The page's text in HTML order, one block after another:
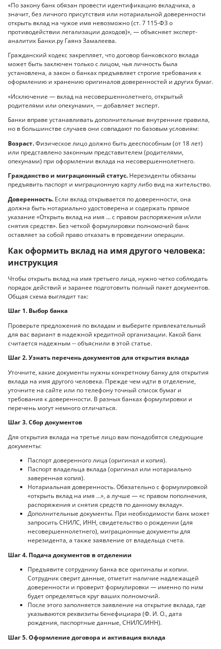
«По закону банк обязан провести идентификацию вкладчика, а
значит, без личного присутствия или нотариальной доверенности
открыть вклад на чужое имя невозможно (ст. 7 115-ФЗ о
противодействии легализации доходов)», — объясняет эксперт-
аналитик Банки.ру Гаянэ Замалеева.
Гражданский кодекс закрепляет, что договор банковского вклада
может быть заключен только с лицом, чья личность была
установлена, а закон о банках предъявляет строгие требования к
оформлению и хранению оригиналов доверенностей и других бумаг.
«Исключение — вклад на несовершеннолетнего, открытый
родителями или опекунами», — добавляет эксперт.
Банки вправе устанавливать дополнительные внутренние правила,
но в большинстве случаев они совпадают по базовым условиям:
Возраст.Физическое лицо должно быть дееспособным (от 18 лет)
или представлено законным представителем (родителями,
опекунами) при оформлении вклада на несовершеннолетнего.
Гражданство и миграционный статус. Нерезиденты обязаны
предъявить паспорт и миграционную карту либо вид на жительство.
Доверенность. Если вклад открывается по доверенности, она
должна быть нотариально удостоверена и содержать прямое
указание «Открыть вклад на имя … с правом распоряжения и/или
снятия средств». Без четкой формулировки полномочий банк
оставляет за собой право отказать в проведении операции.
Как оформить вклад на имя другого человека:
инструкция
Чтобы открыть вклад на имя третьего лица, нужно четко соблюдать
порядок действий и заранее подготовить полный пакет документов.
Общая схема выглядит так:
Шаг 1. Выбор банка
Проверьте предложения по вкладам и выберите привлекательный
для вас вариант в надежной кредитной организации. Какой банк
считается надежным -- объяснили в этой статье.
Шаг 2. Узнать перечень документов для открытия вклада
Уточните, какие документы нужны конкретному банку для открытия
вклада на имя другого человека. Прежде чем идти в отделение,
уточните на сайте или по телефону точный список бумаг и
требования к доверенности. В разных банках формулировки и
перечень могут немного отличаться.
Шаг 3. Сбор документов
Для открытия вклада на третье лицо вам понадобятся следующие
документы:
Паспорт доверенного лица (оригинал и копия).
Паспорт владельца вклада (оригинал или нотариально
заверенная копия).
Нотариальная доверенность. Обязательно с формулировкой
«открыть вклад на имя …», а лучше — «с правом пополнения,
распоряжения и снятия средств по данному вкладу».
Дополнительные документы. При необходимости банк может
запросить СНИЛС, ИНН, свидетельство о рождении (для
несовершеннолетнего), миграционные документы для
нерезидента, а также заявление от владельца счета.
Шаг 4. Подача документов в отделении
Предъявите сотруднику банка все оригиналы и копии.
Сотрудник сверит данные, отметит наличие надлежащей
доверенности и проверит формулировки — именно по ним
будет определяться круг ваших полномочий.
После этого заполняется заявление на открытие вклада, где
указываются реквизиты бенефициара (Ф. И. О., дата
рождения, паспортные данные, СНИЛС/ИНН).
Шаг 5. Оформление договора и активация вклада